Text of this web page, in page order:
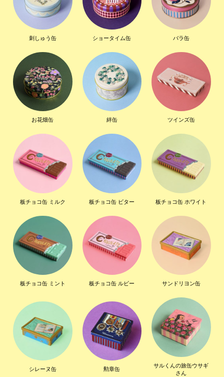
刺しゅう缶 ショータイム缶 バラ缶
お花畑缶 絆缶 ツインズ缶
板チョコ缶 ミルク 板チョコ缶 ビター 板チョコ缶 ホワイト
板チョコ缶 ミント 板チョコ缶 ルビー サンドリヨン缶
シレーヌ缶 勲章缶
サルくんの旅缶ウサギ
さん